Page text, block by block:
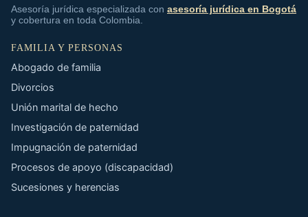
Asesoría jurídica especializada con asesoría jurídica en Bogotá
y cobertura en toda Colombia.
FAMILIA Y PERSONAS
Abogado de familia
Divorcios
Unión marital de hecho
Investigación de paternidad
Impugnación de paternidad
Procesos de apoyo (discapacidad)
Sucesiones y herencias